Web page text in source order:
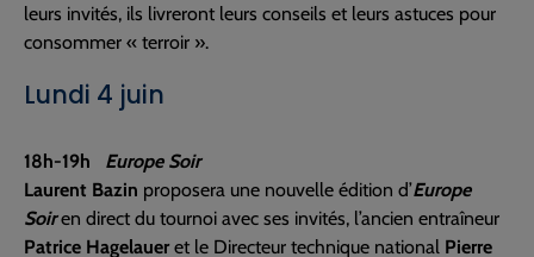
leurs invités, ils livreront leurs conseils et leurs astuces pour
consommer « terroir ».
Lundi 4 juin
18h-19h
Europe Soir
Laurent Bazin proposera une nouvelle édition d’Europe
Soiren direct du tournoi avec ses invités, l’ancien entraîneur
Patrice Hagelaueret le Directeur technique national Pierre